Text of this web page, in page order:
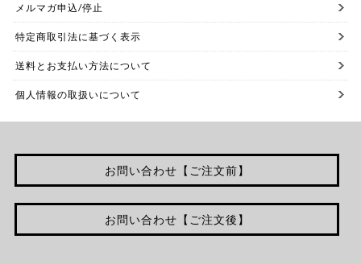
メルマガ申込/停止
特定商取引法に基づく表示
送料とお支払い方法について
個人情報の取扱いについて
お問い合わせ【ご注文前】
お問い合わせ【ご注文後】